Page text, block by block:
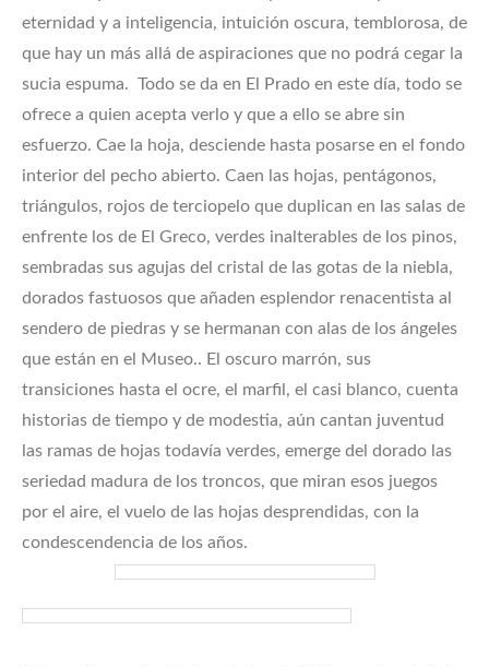
eternidad y a inteligencia, intuición oscura, temblorosa, de
que hay un más allá de aspiraciones que no podrá cegar la
sucia espuma. Todo se da en El Prado en este día, todo se
ofrece a quien acepta verlo y que a ello se abre sin
esfuerzo. Cae la hoja, desciende hasta posarse en el fondo
interior del pecho abierto. Caen las hojas, pentágonos,
triángulos, rojos de terciopelo que duplican en las salas de
enfrente los de El Greco, verdes inalterables de los pinos,
sembradas sus agujas del cristal de las gotas de la niebla,
dorados fastuosos que añaden esplendor renacentista al
sendero de piedras y se hermanan con alas de los ángeles
que están en el Museo.. El oscuro marrón, sus
transiciones hasta el ocre, el marfil, el casi blanco, cuenta
historias de tiempo y de modestia, aún cantan juventud
las ramas de hojas todavía verdes, emerge del dorado las
seriedad madura de los troncos, que miran esos juegos
por el aire, el vuelo de las hojas desprendidas, con la
condescendencia de los años.